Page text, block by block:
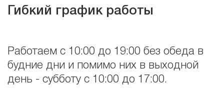
Гибкий график работы
Работаем с 10:00 до 19:00 без обеда в
будние дни и помимо них в выходной
день - субботу с 10:00 до 17:00.